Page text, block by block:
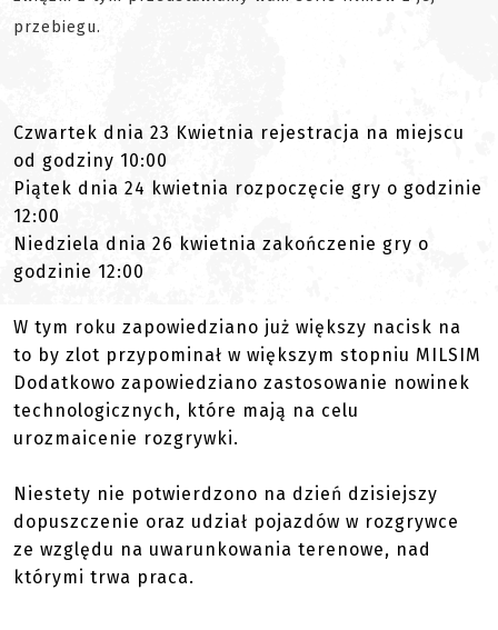
przebiegu.
Czwartek dnia 23 Kwietnia rejestracja na miejscu
od godziny 10:00
Piątek dnia 24 kwietnia rozpoczęcie gry o godzinie
12:00
Niedziela dnia 26 kwietnia zakończenie gry o
godzinie 12:00
W tym roku zapowiedziano już większy nacisk na
to by zlot przypominał w większym stopniu MILSIM
Dodatkowo zapowiedziano zastosowanie nowinek
technologicznych, które mają na celu
urozmaicenie rozgrywki.
Niestety nie potwierdzono na dzień dzisiejszy
dopuszczenie oraz udział pojazdów w rozgrywce
ze względu na uwarunkowania terenowe, nad
którymi trwa praca.